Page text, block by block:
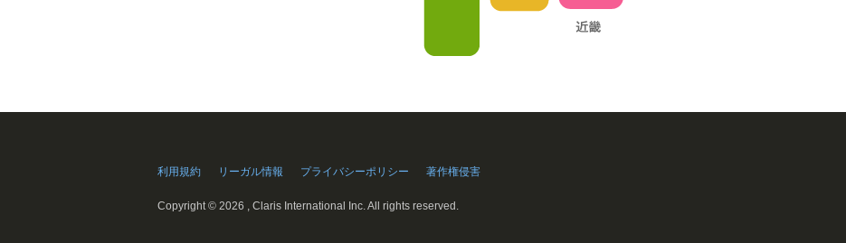
利用規約 リーガル情報 プライバシーポリシー 著作権侵害
Copyright © 2026 , Claris International Inc. All rights reserved.